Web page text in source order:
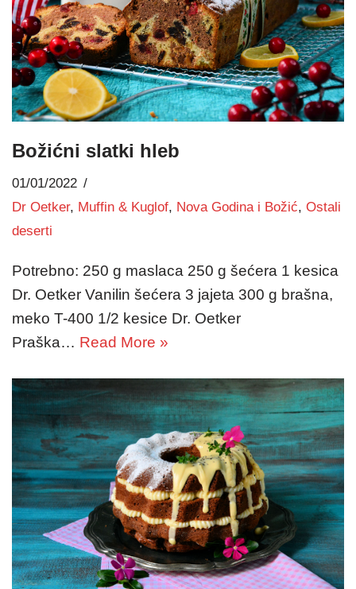
Božićni slatki hleb
01/01/2022
Dr Oetker, Muffin & Kuglof, Nova Godina i Božić, Ostali
deserti
Potrebno: 250 g maslaca 250 g šećera 1 kesica
Dr. Oetker Vanilin šećera 3 jajeta 300 g brašna,
meko T-400 1/2 kesice Dr. Oetker
Praška… Read More »